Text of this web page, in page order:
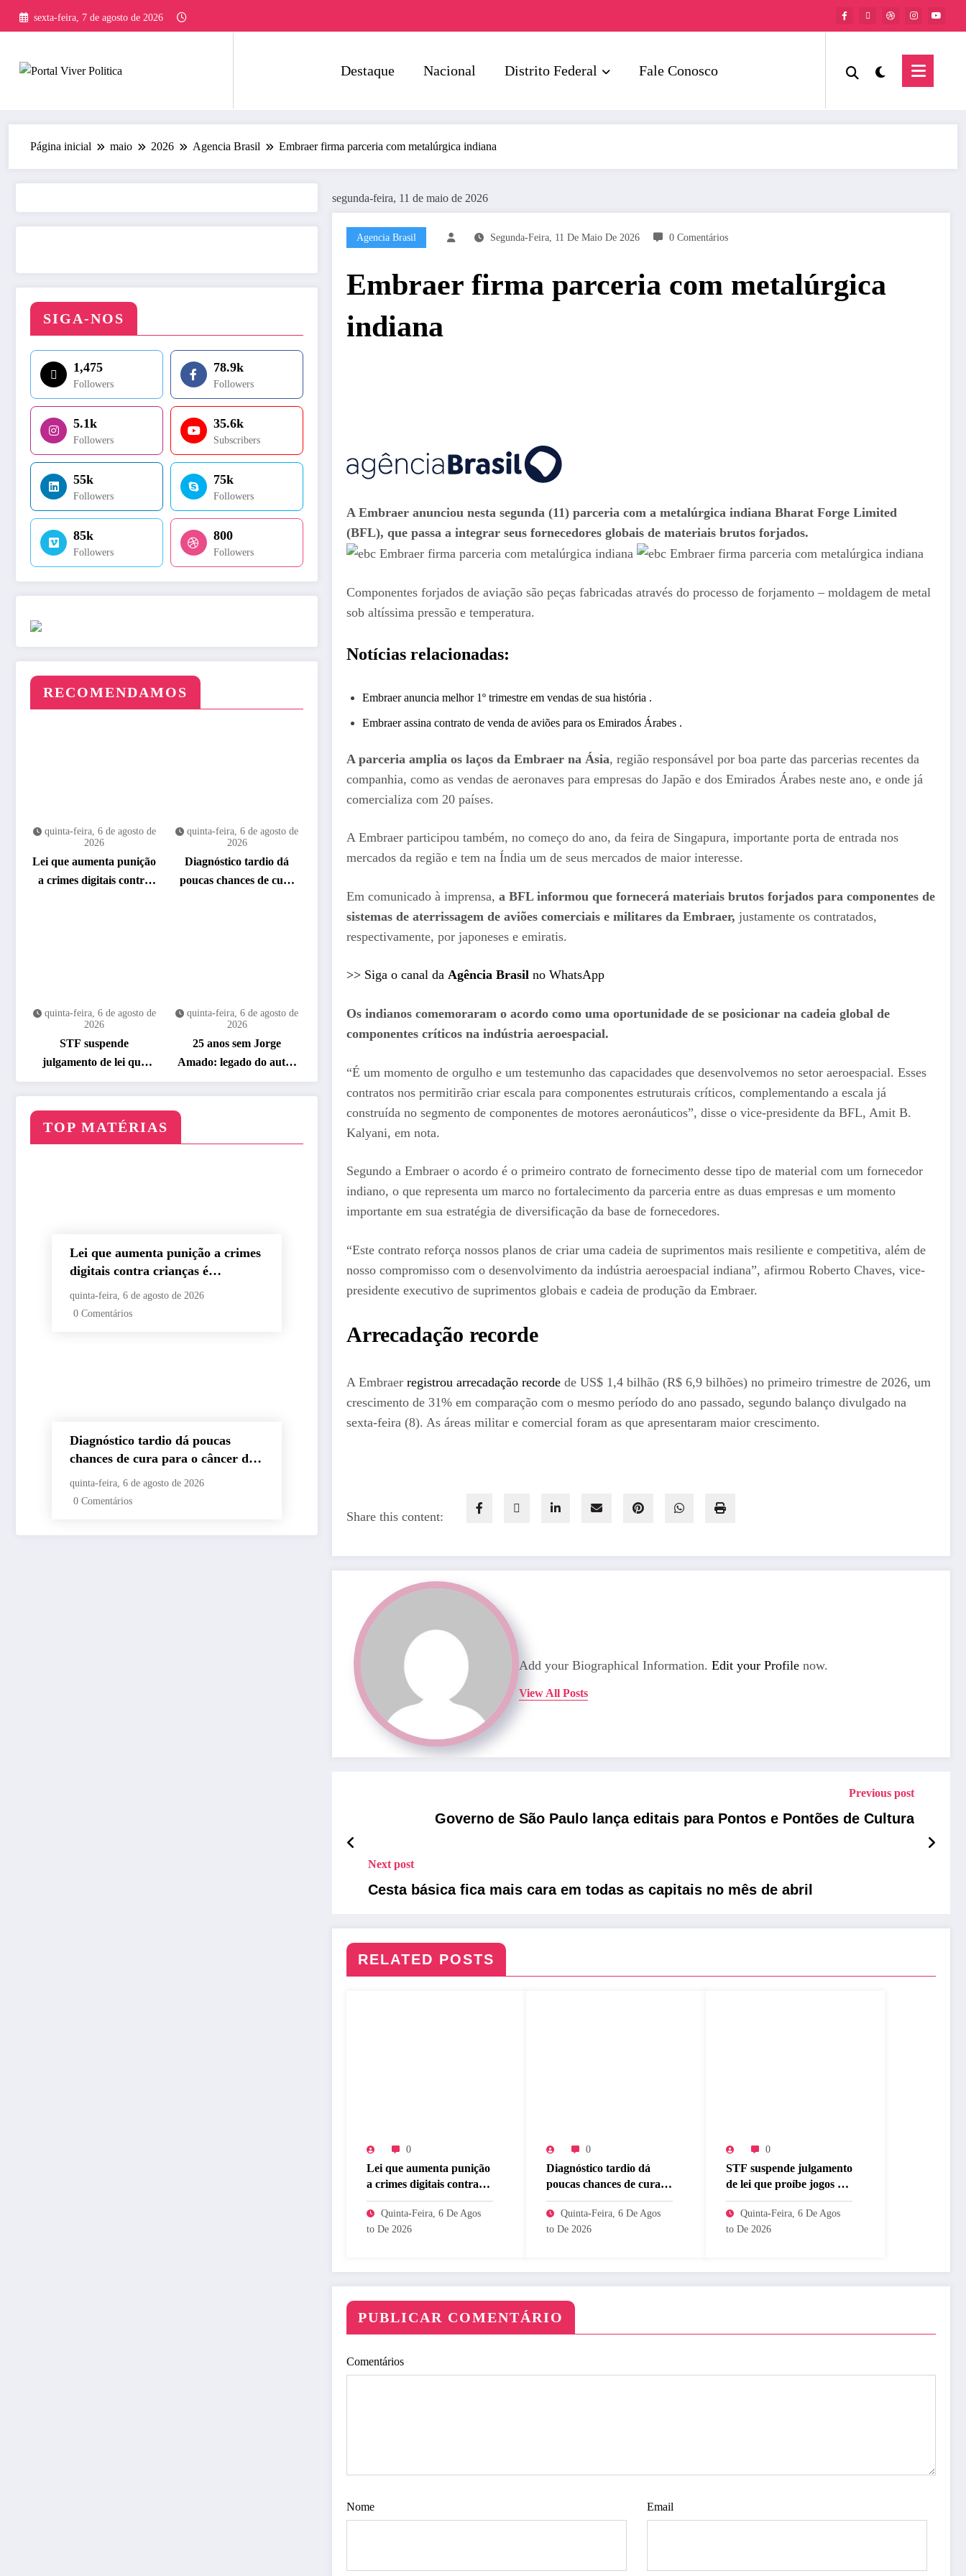
conteúdo
sexta-feira, 7 de agosto de 2026
Destaque Nacional Distrito Federal Fale Conosco
Página inicial maio 2026 Agencia Brasil Embraer firma parceria com metalúrgica indiana
SIGA-NOS
1,475
Followers
78.9k
Followers
5.1k
Followers
35.6k
Subscribers
55k
Followers
75k
Followers
85k
Followers
800
Followers
RECOMENDAMOS
quinta-feira, 6 de agosto de
2026
Lei que aumenta punição
a crimes digitais contra
quinta-feira, 6 de agosto de
2026
Diagnóstico tardio dá
poucas chances de cura
quinta-feira, 6 de agosto de
2026
STF suspende
julgamento de lei que
proíbe jogos de azar
quinta-feira, 6 de agosto de
2026
25 anos sem Jorge
Amado: legado do autor
ganha celebração na
Flipelô
TOP MATÉRIAS
Lei que aumenta punição a crimes
digitais contra crianças é
sancionada
quinta-feira, 6 de agosto de 2026
0 Comentários
Diagnóstico tardio dá poucas
chances de cura para o câncer de
pulmão
quinta-feira, 6 de agosto de 2026
0 Comentários
segunda-feira, 11 de maio de 2026
Agencia Brasil Segunda-Feira, 11 De Maio De 2026 0 Comentários
Embraer firma parceria com metalúrgica
indiana
A Embraer anunciou nesta segunda (11) parceria com a metalúrgica indiana Bharat Forge Limited
(BFL), que passa a integrar seus fornecedores globais de materiais brutos forjados.
Componentes forjados de aviação são peças fabricadas através do processo de forjamento – moldagem de metal
sob altíssima pressão e temperatura.
Notícias relacionadas:
Embraer anuncia melhor 1º trimestre em vendas de sua história .
Embraer assina contrato de venda de aviões para os Emirados Árabes .
A parceria amplia os laços da Embraer na Ásia, região responsável por boa parte das parcerias recentes da
companhia, como as vendas de aeronaves para empresas do Japão e dos Emirados Árabes neste ano, e onde já
comercializa com 20 países.
A Embraer participou também, no começo do ano, da feira de Singapura, importante porta de entrada nos
mercados da região e tem na Índia um de seus mercados de maior interesse.
Em comunicado à imprensa,a BFL informou que fornecerá materiais brutos forjados para componentes de
sistemas de aterrissagem de aviões comerciais e militares da Embraer,justamente os contratados,
respectivamente, por japoneses e emiratis.
>> Siga o canal daAgência Brasilno WhatsApp
Os indianos comemoraram o acordo como uma oportunidade de se posicionar na cadeia global de
componentes críticos na indústria aeroespacial.
“É um momento de orgulho e um testemunho das capacidades que desenvolvemos no setor aeroespacial. Esses
contratos nos permitirão criar escala para componentes estruturais críticos, complementando a escala já
construída no segmento de componentes de motores aeronáuticos”, disse o vice-presidente da BFL, Amit B.
Kalyani, em nota.
Segundo a Embraer o acordo é o primeiro contrato de fornecimento desse tipo de material com um fornecedor
indiano, o que representa um marco no fortalecimento da parceria entre as duas empresas e um momento
importante em sua estratégia de diversificação da base de fornecedores.
“Este contrato reforça nossos planos de criar uma cadeia de suprimentos mais resiliente e competitiva, além de
nosso compromisso com o desenvolvimento da indústria aeroespacial indiana”, afirmou Roberto Chaves, vice-
presidente executivo de suprimentos globais e cadeia de produção da Embraer.
Arrecadação recorde
A Embraerregistrou arrecadação recorde de US$ 1,4 bilhão (R$ 6,9 bilhões) no primeiro trimestre de 2026, um
crescimento de 31% em comparação com o mesmo período do ano passado, segundo balanço divulgado na
sexta-feira (8). As áreas militar e comercial foram as que apresentaram maior crescimento.
Share this content:
Add your Biographical Information.Edit your Profile now.
View All Posts
Previous post
Governo de São Paulo lança editais para Pontos e Pontões de Cultura
Next post
Cesta básica fica mais cara em todas as capitais no mês de abril
RELATED POSTS
0
Lei que aumenta punição
a crimes digitais contra
crianças é sancionada
Quinta-Feira, 6 De Agos
To De 2026
0
Diagnóstico tardio dá
poucas chances de cura
para o câncer de pulmão
Quinta-Feira, 6 De Agos
To De 2026
0
STF suspende julgamento
de lei que proíbe jogos de
azar
Quinta-Feira, 6 De Agos
To De 2026
PUBLICAR COMENTÁRIO
Comentários
Nome Email